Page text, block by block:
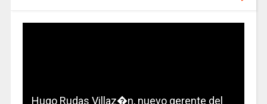
Hugo Rudas Villaz�n, nuevo gerente del